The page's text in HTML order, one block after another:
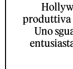
produttiva
Uno